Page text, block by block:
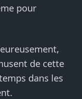
pour
de cette
dans les